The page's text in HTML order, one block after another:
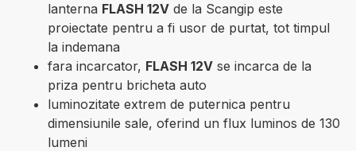
lanterna FLASH 12V de la Scangip este
proiectate pentru a fi usor de purtat, tot timpul
la indemana
fara incarcator, FLASH 12V se incarca de la
priza pentru bricheta auto
luminozitate extrem de puternica pentru
dimensiunile sale, oferind un flux luminos de 130
lumeni